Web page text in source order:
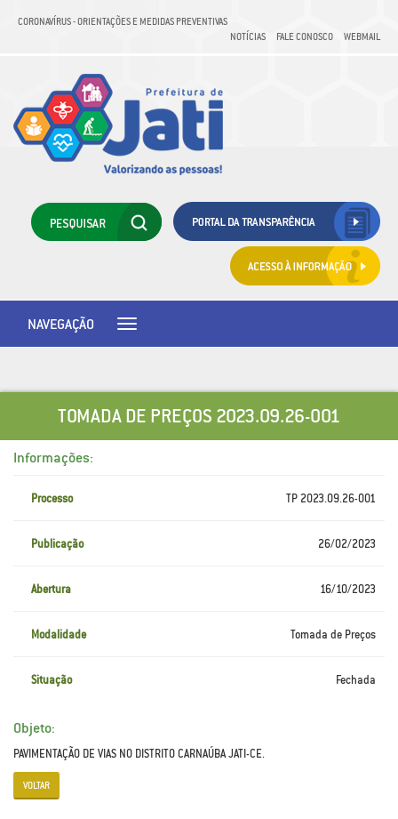
CORONAVÍRUS - ORIENTAÇÕES E MEDIDAS PREVENTIVAS
NOTÍCIAS
FALE CONOSCO WEBMAIL
Toggle
NAVEGAÇÃO
TOMADA DE PREÇOS 2023.09.26-001
Informações:
Processo TP 2023.09.26-001
Publicação 26/02/2023
Abertura 16/10/2023
Modalidade Tomada de Preços
Situação Fechada
Objeto:
PAVIMENTAÇÃO DE VIAS NO DISTRITO CARNAÚBA JATI-CE.
VOLTAR